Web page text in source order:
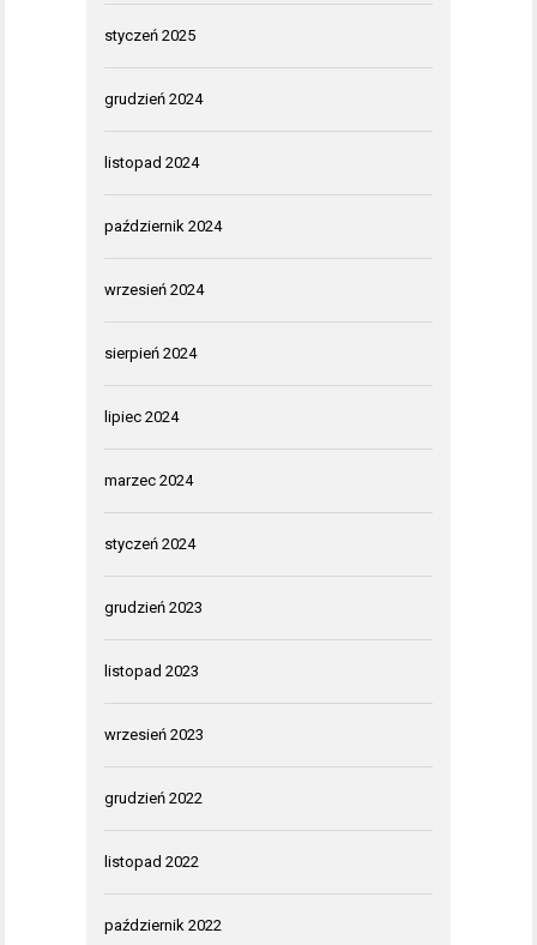
styczeń 2025
grudzień 2024
listopad 2024
październik 2024
wrzesień 2024
sierpień 2024
lipiec 2024
marzec 2024
styczeń 2024
grudzień 2023
listopad 2023
wrzesień 2023
grudzień 2022
listopad 2022
październik 2022